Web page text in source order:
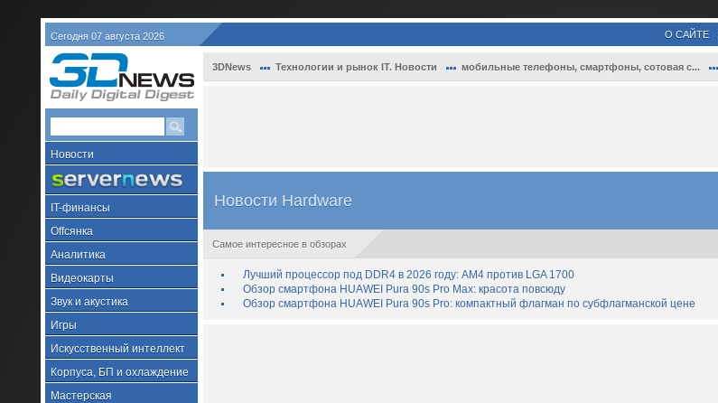
Сегодня 07 августа 2026 О САЙТЕ
Новости
IT-финансы
Offсянка
Аналитика
Видеокарты
Звук и акустика
Игры
Искусственный интеллект
Корпуса, БП и охлаждение
Мастерская
3DNews Технологии и рынок IT. Новости мобильные телефоны, смартфоны, сотовая с...
Новости Hardware
Самое интересное в обзорах
Лучший процессор под DDR4 в 2026 году: AM4 против LGA 1700
Обзор смартфона HUAWEI Pura 90s Pro Max: красота повсюду
Обзор смартфона HUAWEI Pura 90s Pro: компактный флагман по субфлагманской цене